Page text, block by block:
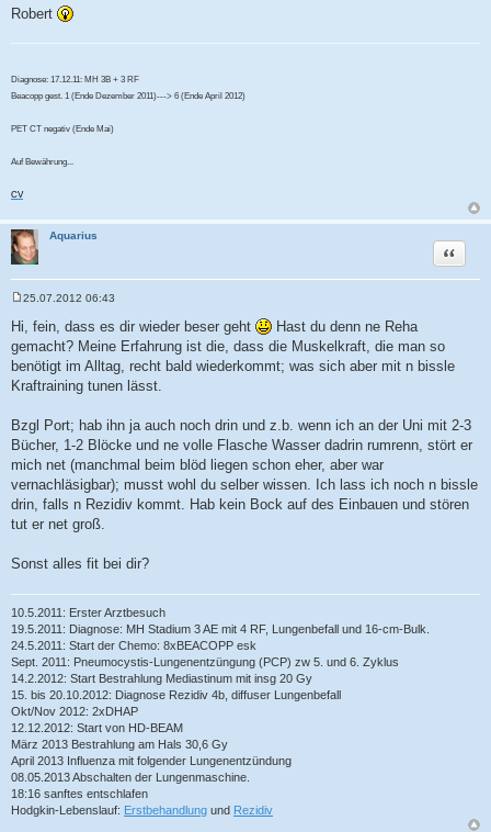
Robert
Diagnose: 17.12.11: MH 3B + 3 RF
Beacopp gest. 1 (Ende Dezember 2011)---> 6 (Ende April 2012)
PET CT negativ (Ende Mai)
Auf Bewährung...
CV
Aquarius
Zitat
t
r
a
g
25.07.2012 06:43
Hi, fein, dass es dir wieder beser geht
Hast du denn ne Reha
gemacht? Meine Erfahrung ist die, dass die Muskelkraft, die man so
benötigt im Alltag, recht bald wiederkommt; was sich aber mit n bissle
Kraftraining tunen lässt.
Bzgl Port; hab ihn ja auch noch drin und z.b. wenn ich an der Uni mit 2-3
Bücher, 1-2 Blöcke und ne volle Flasche Wasser dadrin rumrenn, stört er
mich net (manchmal beim blöd liegen schon eher, aber war
vernachläsigbar); musst wohl du selber wissen. Ich lass ich noch n bissle
drin, falls n Rezidiv kommt. Hab kein Bock auf des Einbauen und stören
tut er net groß.
Sonst alles fit bei dir?
10.5.2011: Erster Arztbesuch
19.5.2011: Diagnose: MH Stadium 3 AE mit 4 RF, Lungenbefall und 16-cm-Bulk.
24.5.2011: Start der Chemo: 8xBEACOPP esk
Sept. 2011: Pneumocystis-Lungenentzüngung (PCP) zw 5. und 6. Zyklus
14.2.2012: Start Bestrahlung Mediastinum mit insg 20 Gy
15. bis 20.10.2012: Diagnose Rezidiv 4b, diffuser Lungenbefall
Okt/Nov 2012: 2xDHAP
12.12.2012: Start von HD-BEAM
März 2013 Bestrahlung am Hals 30,6 Gy
April 2013 Influenza mit folgender Lungenentzündung
08.05.2013 Abschalten der Lungenmaschine.
18:16 sanftes entschlafen
Hodgkin-Lebenslauf: Erstbehandlung und Rezidiv